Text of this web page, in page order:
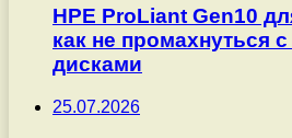
HPE ProLiant Gen10
как не промахнуться
дисками
25.07.2026